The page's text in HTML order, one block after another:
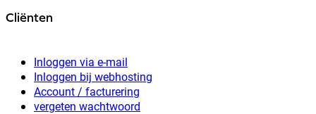
Cliënten
Inloggen via e-mail
Inloggen bij webhosting
Account / facturering
vergeten wachtwoord